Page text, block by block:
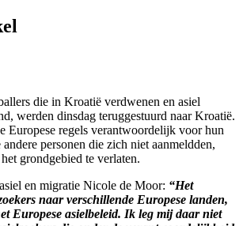
die in Kroatië verdwenen en asiel
werden dinsdag teruggestuurd naar Kroatië.
Europese regels verantwoordelijk voor hun
personen die zich niet aanmeldden,
grondgebied te verlaten.
en migratie Nicole de Moor: “Het
naar verschillende Europese landen,
Europese asielbeleid. Ik leg mij daar niet